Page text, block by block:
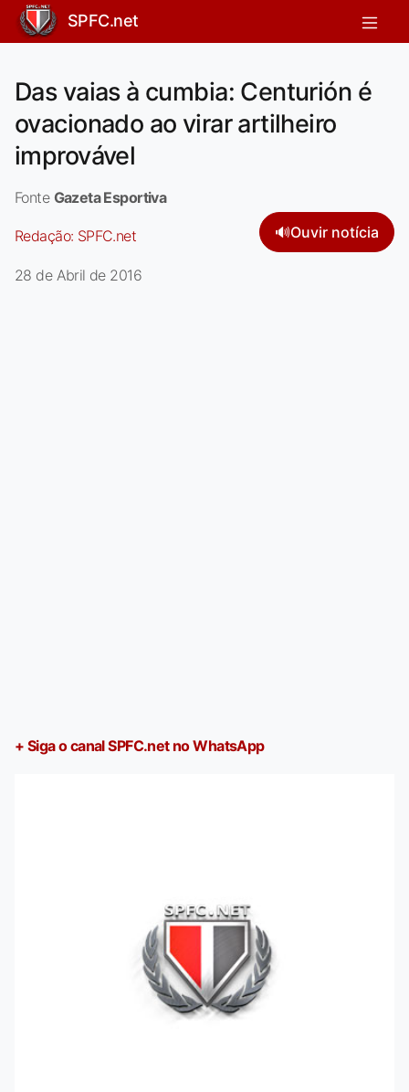
SPFC.net
Das vaias à cumbia: Centurión é
ovacionado ao virar artilheiro
improvável
Fonte Gazeta Esportiva
Redação: SPFC.net 🔊Ouvir notícia
28 de Abril de 2016
+ Siga o canal SPFC.net no WhatsApp